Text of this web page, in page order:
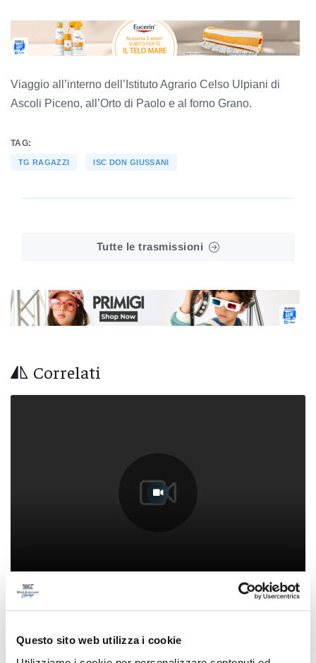
Questo sito web utilizza i cookie
Viaggio all’interno dell’Istituto Agrario Celso Ulpiani di
Ascoli Piceno, all’Orto di Paolo e al forno Grano.
TAG:
TG RAGAZZI ISC DON GIUSSANI
Tutte le trasmissioni
Correlati
Tg dei Ragazzi Bim Bum Bam News - Ic